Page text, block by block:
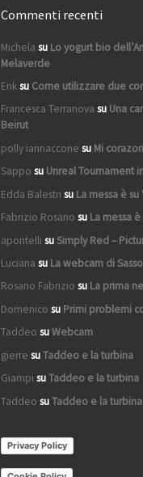
Commenti recenti
Michela su Lo yogurt bio
Melaverde
Eriksu Come utilizzare due
Francesca Terranova su Una
Beirut
polly iannaccone su Mi
Sappo su Unreal Tournament
Edda Balestri su La messa è
Fabrizio Rosano su La messa
apontelli suSimply Red –
Luciana su La webcam di
Rosano Fabrizio su La prima
Domenico su Primi problemi
Taddeo suWebcam
gierre suTaddeo e la turbina
Giampi suTaddeo e la turbina
Taddeo suTaddeo e la turbina
Privacy Policy